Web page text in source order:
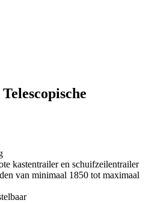
kastentrailer en schuifzeilentrailer
van minimaal 1850 tot maximaal